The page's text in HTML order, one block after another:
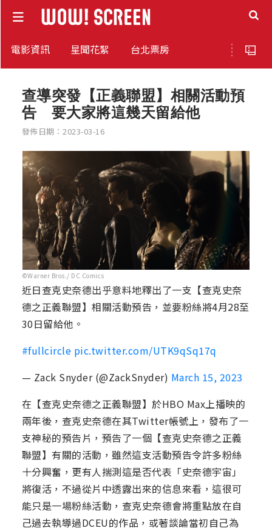
電影資訊 星聞花絮 台北票房
查導突發【正義聯盟】相關活動預
告 要大家將這幾天留給他
發佈日期：2023-03-16
©Warner Bros./ DC Comics
近日查克史奈德出乎意料地釋出了一支【查克史奈
德之正義聯盟】相關活動預告，並要粉絲將4月28至
30日留給他。
#fullcircle pic.twitter.com/UTK9qSq17q
— Zack Snyder (@ZackSnyder) March 15, 2023
在【查克史奈德之正義聯盟】於HBO Max上播映的
兩年後，查克史奈德在其Twitter帳號上，發布了一
支神秘的預告片，預告了一個【查克史奈德之正義
聯盟】有關的活動，雖然這支活動預告令許多粉絲
十分興奮，更有人揣測這是否代表「史奈德宇宙」
將復活，不過從片中透露出來的信息來看，這很可
能只是一場粉絲活動，查克史奈德會將重點放在自
己過去執導過DCEU的作品，或著談論當初自己為